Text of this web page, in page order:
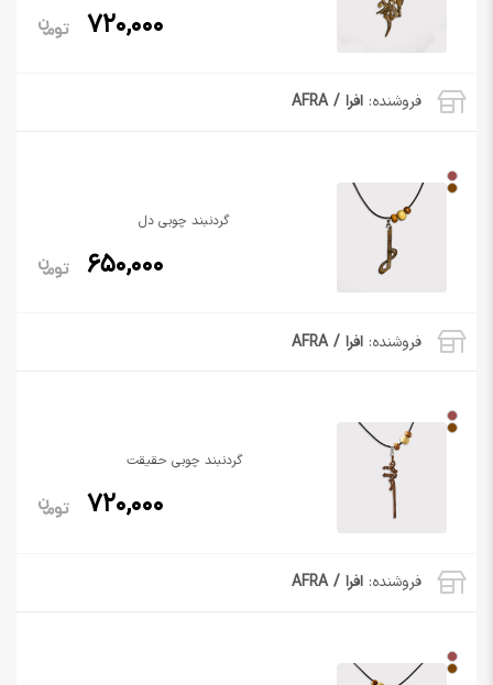
فروشنده: افرا / AFRA
720,000
فروشنده: افرا / AFRA
گردنبند چوبی دل
650,000
فروشنده: افرا / AFRA
گردنبند چوبی حقیقت
720,000